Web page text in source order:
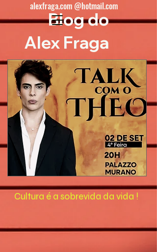
Cultura é a sobrevida da vida !
Blog do
Alex Fraga
alexfraga.com @hotmail.com